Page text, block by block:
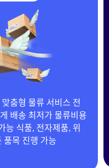
협력 공장 확보 전자
의류, 생활용품 등 전
제안으로 맞춤 제작